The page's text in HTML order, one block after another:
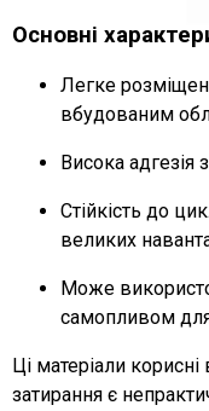
Основні
Легке
вбудованим
Висока адгезія
Стійкість до
великих
Може
самопливом
Ці матеріали
затирання є